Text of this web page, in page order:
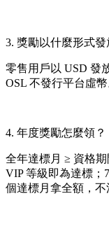
3. 獎勵以什麼形式發
零售用戶以 USD 發
OSL 不發行平台虛幣
4. 年度獎勵怎麼領？
全年達標月 ≥ 資格
VIP 等級即為達標；
個達標月拿全額，不